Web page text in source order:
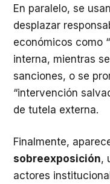
En paralelo, se usan
desplazar
económicos como
interna, mientras
sanciones, o se
“intervención
de tutela externa.
Finalmente,
sobreexposición,
actores